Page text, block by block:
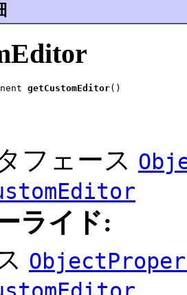
getCustomEditor()
フェース
ライド: